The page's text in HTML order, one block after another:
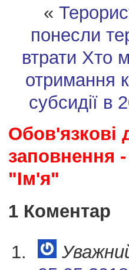
«
понесли
втрати Хто
отримання
субсидії в
Обов'язкові
заповнення
"Ім'я"
1 Коментар